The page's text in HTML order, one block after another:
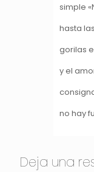
simple
hasta
gorilas
y el
no hay
Deja una